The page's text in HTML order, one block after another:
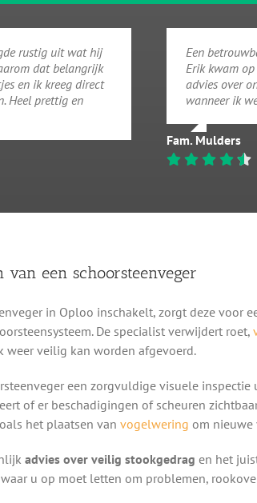
rustig uit wat hij
dat belangrijk
en ik kreeg direct
Heel prettig en
Een
Erik kwam
advies over
wanneer ik
Fam. Mulders
van een schoorsteenveger
in Oploo inschakelt, zorgt deze voor
De specialist verwijdert roet,
weer veilig kan worden afgevoerd.
een zorgvuldige visuele
of er beschadigingen of scheuren
het plaatsen van vogelwering om
advies over veilig stookgedrag en het
u op moet letten om problemen,